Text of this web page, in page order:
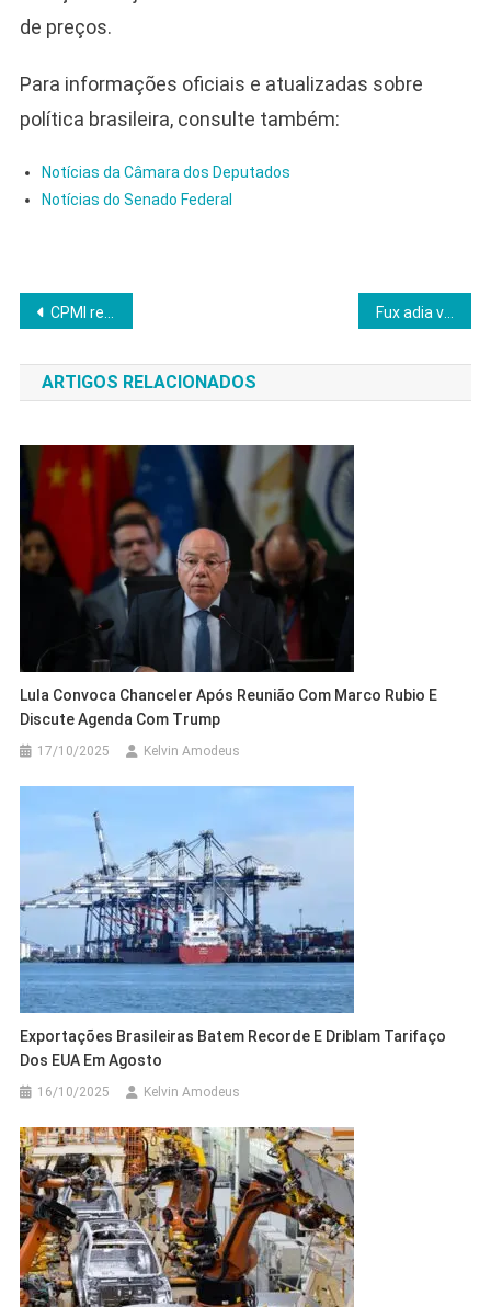
de preços.
Para informações oficiais e atualizadas sobre
política brasileira, consulte também:
Notícias da Câmara dos Deputados
Notícias do Senado Federal
Navegação
de
Post
CPMI revela fraude bilionária no INSS e detalha repasses a funcionários de alto escalão
ARTIGOS RELACIONADOS
Lula Convoca Chanceler Após Reunião Com Marco Rubio E
Discute Agenda Com Trump
17/10/2025 Kelvin Amodeus
Exportações Brasileiras Batem Recorde E Driblam Tarifaço
Dos EUA Em Agosto
16/10/2025 Kelvin Amodeus